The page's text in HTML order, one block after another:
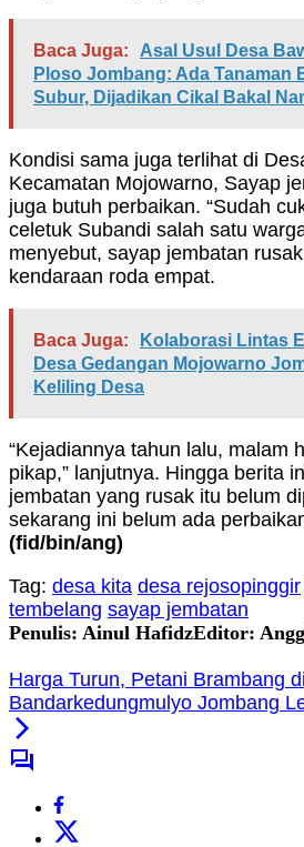
Baca Juga:
Asal Usul Desa
Ploso Jombang: Ada Tanaman
Subur, Dijadikan Cikal Bakal
Kondisi sama juga terlihat di
Kecamatan Mojowarno, Sayap
juga butuh perbaikan. “Sudah
celetuk Subandi salah satu
menyebut, sayap jembatan
kendaraan roda empat.
Baca Juga:
Kolaborasi Lintas
Desa Gedangan Mojowarno
Keliling Desa
“Kejadiannya tahun lalu, malam
pikap,” lanjutnya. Hingga berita
jembatan yang rusak itu belum
sekarang ini belum ada
(fid/bin/ang)
Tag: desa kita desa rejosopinggir
tembelang sayap jembatan
Penulis: Ainul HafidzEditor:
Harga Turun, Petani Brambang
Bandarkedungmulyo Jombang